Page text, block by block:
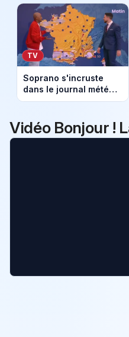
avec Christophe
Beaugrand
TV
Soprano s'incruste
dans le journal météo
de Bonjour sur TF1
Vidéo Bonjour !